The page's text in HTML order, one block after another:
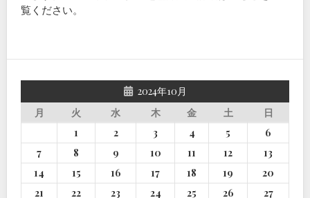
覧ください。
2024年10月
月
火 水 木 金 土
日
1
2 3 4 5
6
7
8 9 10 11 12
13
14
15 16 17 18 19
20
21
22 23 24 25 26
27